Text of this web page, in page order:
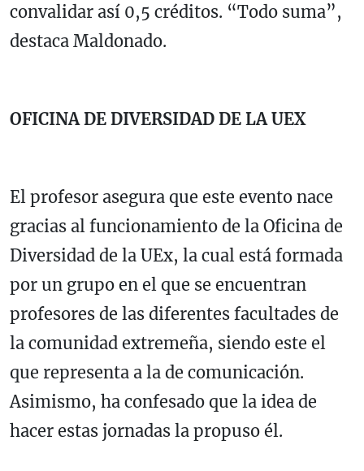
convalidar así 0,5 créditos. “Todo suma”,
destaca Maldonado.
OFICINA DE DIVERSIDAD DE LA UEX
El profesor asegura que este evento nace
gracias al funcionamiento de la Oficina de
Diversidad de la UEx, la cual está formada
por un grupo en el que se encuentran
profesores de las diferentes facultades de
la comunidad extremeña, siendo este el
que representa a la de comunicación.
Asimismo, ha confesado que la idea de
hacer estas jornadas la propuso él.